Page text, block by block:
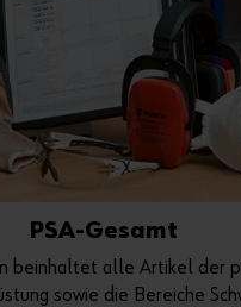
PSA-Gesamt
beinhaltet alle Artikel der
sowie die Bereiche